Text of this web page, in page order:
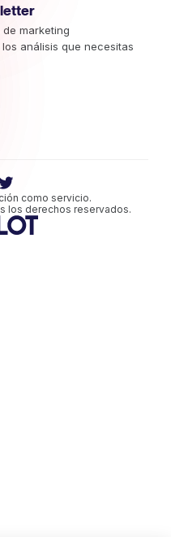
marketing
análisis que necesitas
como servicio.
los derechos reservados.